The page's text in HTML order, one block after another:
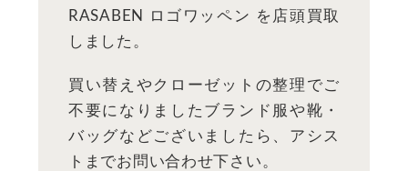
RASABEN ロゴワッペン を店頭買取
しました。
買い替えやクローゼットの整理でご
不要になりましたブランド服や靴・
バッグなどございましたら、アシス
トまでお問い合わせ下さい。